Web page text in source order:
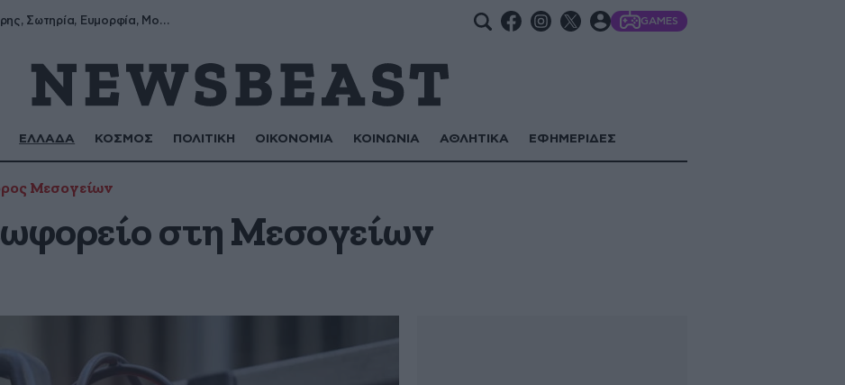
Σωτήρης, Σωτηρία, Ευμορφία, Μορφούλα GAMES
ΕΛΛΑΔΑ ΚΟΣΜΟΣ ΠΟΛΙΤΙΚΗ ΟΙΚΟΝΟΜΙΑ ΚΟΙΝΩΝΙΑ ΑΘΛΗΤΙΚΑ ΕΦΗΜΕΡΙΔΕΣ
Μεσογείων
στη Μεσογείων